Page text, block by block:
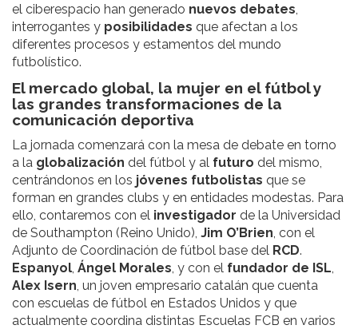
el ciberespacio han generado nuevos debates
interrogantes y posibilidades que afectan a los
diferentes procesos y estamentos del mundo
futbolístico.
El mercado global, la mujer en el fútbol y
las grandes transformaciones de la
comunicación deportiva
La jornada comenzará con la mesa de debate en torno
a la globalización del fútbol y al futuro del mismo,
centrándonos en los jóvenes futbolistas que se
forman en grandes clubs y en entidades modestas. Para
ello, contaremos con el investigador de la Universidad
de Southampton (Reino Unido), Jim O’Brien , con el
Adjunto de Coordinación de fútbol base del RCD.
Espanyol Ángel Morales , y con el fundador de ISL
Alex Isern , un joven empresario catalán que cuenta
con escuelas de fútbol en Estados Unidos y que
actualmente coordina distintas Escuelas FCB en varios